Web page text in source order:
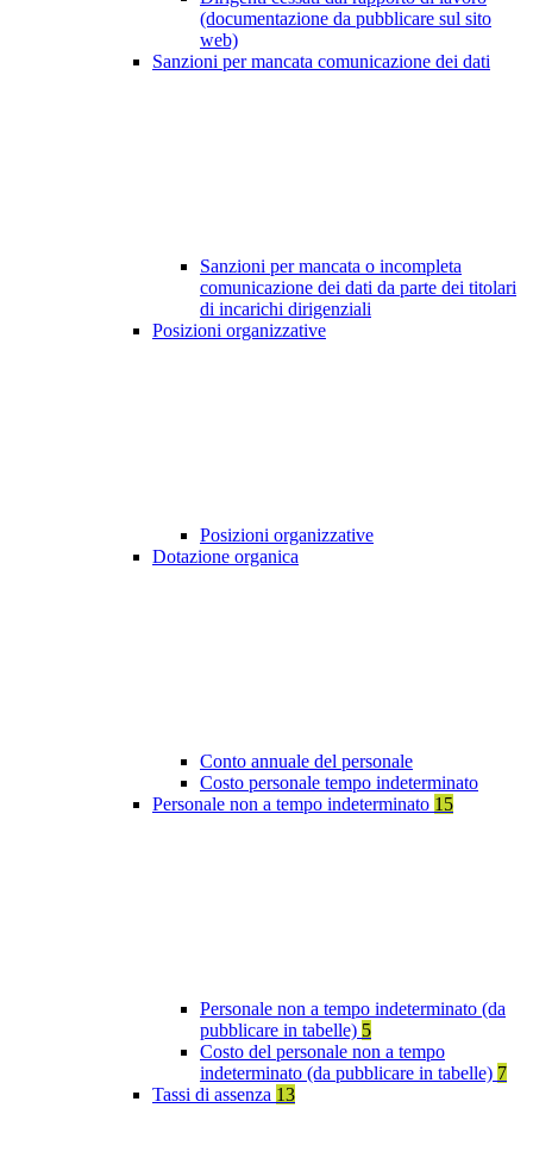
(documentazione da pubblicare sul sito
web)
Sanzioni per mancata comunicazione dei dati
Sanzioni per mancata o incompleta
comunicazione dei dati da parte dei titolari
di incarichi dirigenziali
Posizioni organizzative
Posizioni organizzative
Dotazione organica
Conto annuale del personale
Costo personale tempo indeterminato
Personale non a tempo indeterminato 15
Personale non a tempo indeterminato (da
pubblicare in tabelle) 5
Costo del personale non a tempo
indeterminato (da pubblicare in tabelle) 7
Tassi di assenza 13